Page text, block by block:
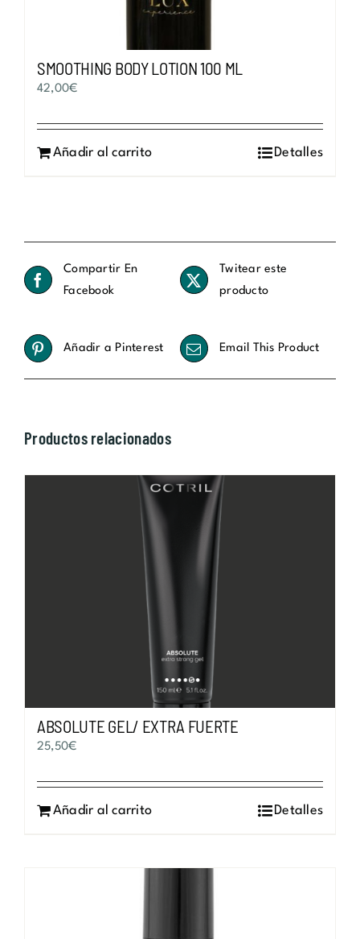
SMOOTHING BODY LOTION 100 ML
42,00€
Añadir al carrito Detalles
Compartir En
Facebook
Twitear este
producto
Añadir a Pinterest Email This Product
Productos relacionados
ABSOLUTE GEL/ EXTRA FUERTE
25,50€
Añadir al carrito Detalles